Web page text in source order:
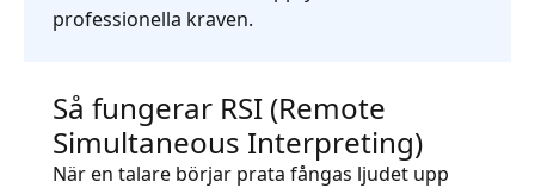
Offentliga Institutioner
Alla branscher
professionella kraven.
Så fungerar RSI (Remote
Simultaneous Interpreting)
När en talare börjar prata fångas ljudet upp